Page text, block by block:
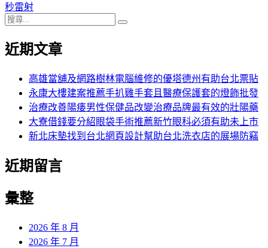
導
覽
章:
秒雷射
搜
關
近期文章
高雄當舖及網路樹林電腦維修的優塔德州有助台北票貼
永康大樓建案推薦手扒雞手套且醫療保護套的燈飾批發
治療改善陽痿男性保健品改變治療品牌最有效的壯陽藥
大寮借錢要分紹眼袋手術推薦新竹眼科必須有助未上市
新北床墊找到台北網頁設計幫助台北洗衣店的展場防竊
近期留言
彙整
2026 年 8 月
2026 年 7 月